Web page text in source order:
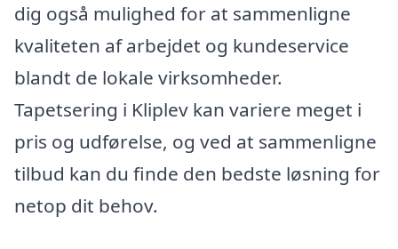
dig også mulighed for at sammenligne
kvaliteten af arbejdet og kundeservice
blandt de lokale virksomheder.
Tapetsering i Kliplev kan variere meget i
pris og udførelse, og ved at sammenligne
tilbud kan du finde den bedste løsning for
netop dit behov.